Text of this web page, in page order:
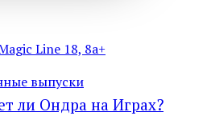
Line 18, 8а+
выпуски
ли Ондра на Играх?